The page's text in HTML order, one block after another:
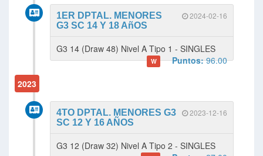
2024-02-16
1ER DPTAL. MENORES
G3 SC 14 Y 18 AñOS
G3 14 (Draw 48) Nivel A Tipo 1 - SINGLES
W Puntos:96.00
2023
2023-12-16
4TO DPTAL. MENORES G3
SC 12 Y 16 AÑOS
G3 12 (Draw 32) Nivel A Tipo 2 - SINGLES